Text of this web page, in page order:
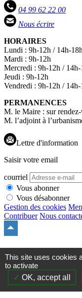
04 99 62 22 00
Nous écrire
HORAIRES
Lundi : 9h-12h / 14h-18h
Mardi : 9h-12h
Mercredi : 9h-12h / 14h-
Jeudi : 9h-12h
Vendredi : 9h-12h / 14h-
PERMANENCES
M. le Maire : sur
M. l’adjoint à
Lettre d'information
Saisir votre email
courriel
Vous abonner
Vous désabonner
Gestion des cookies
Contribuer Nous
site
This site uses cookies
to activate
OK, accept all